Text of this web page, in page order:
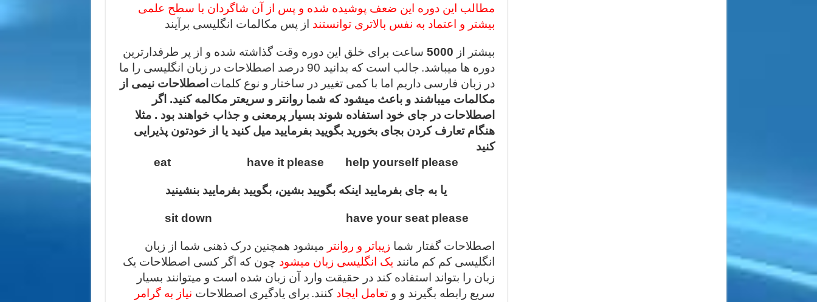
مطالب این دوره این ضعف پوشیده شده و پس از آن شاگردان با سطح علمی
بیشتر و اعتماد به نفس بالاتری توانستند از پس مکالمات انگلیسی برآیند
بیشتر از 5000 ساعت برای خلق این دوره وقت گذاشته شده و از پر طرفدارترین
دوره ها میباشد.
جالب است که بدانید 90 درصد اصطلاحات در زبان انگلیسی را ما
در زبان فارسی داریم اما با کمی تغییر در ساختار و نوع کلمات اصطلاحات نیمی از
مکالمات میباشند و باعث میشود که شما روانتر و سریعتر مکالمه کنید. اگر
اصطلاحات در جای خود استفاده شوند بسیارپرمعنی و جذاب خواهند بود . مثلا
هنگام تعارف کردن بجای بخورید بگویید بفرمایید میل کنید یا از خودتون پذیرایی
کنید
eat have it please help yourself please
یا به جای بفرمایید اینکه بگویید بشین، بگویید بفرمایید بنشینید
sit down have your seat please
اصطلاحات گفتار شما زیباتر و روانتر میشود همچنین درک ذهنی شما از زبان
انگلیسی کم کم مانند یک انگلیسی زبان میشود چون که اگر کسی اصطلاحات یک
زبان را بتواند استفاده کند در حقیقت وارد آن زبان شده است و میتوانند بسیار
سریع رابطه بگیرند و وتعامل ایجاد کنند. برای یادگیری اصطلاحات نیاز به گرامر